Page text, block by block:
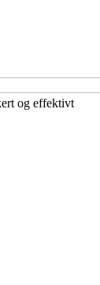
og effektivt